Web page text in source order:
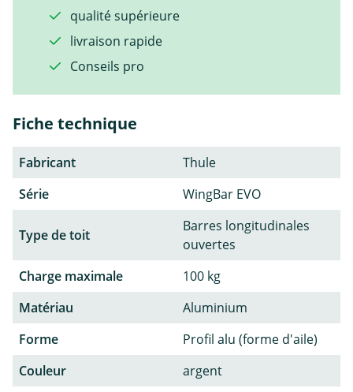
qualité supérieure
livraison rapide
Conseils pro
Fiche technique
Fabricant
Thule
Série
WingBar EVO
Type de toit
Barres longitudinales
ouvertes
Charge maximale
100 kg
Matériau
Aluminium
Forme
Profil alu (forme d'aile)
Couleur
argent